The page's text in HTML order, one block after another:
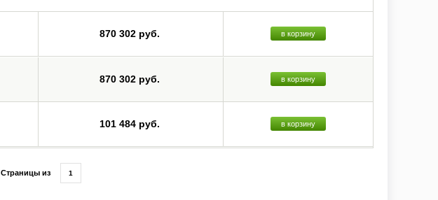
870 302 руб. в корзину
870 302 руб. в корзину
101 484 руб. в корзину
Страницы из 1